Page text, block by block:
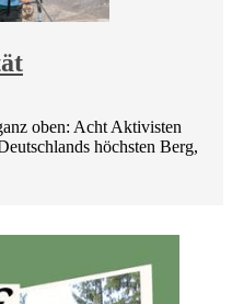
oben: Acht Aktivisten
höchsten Berg,